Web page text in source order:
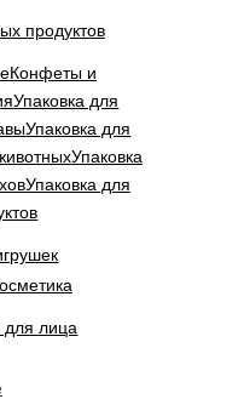
продуктов
Конфеты и
Упаковка для
Упаковка для
Упаковка
Упаковка для
для лица